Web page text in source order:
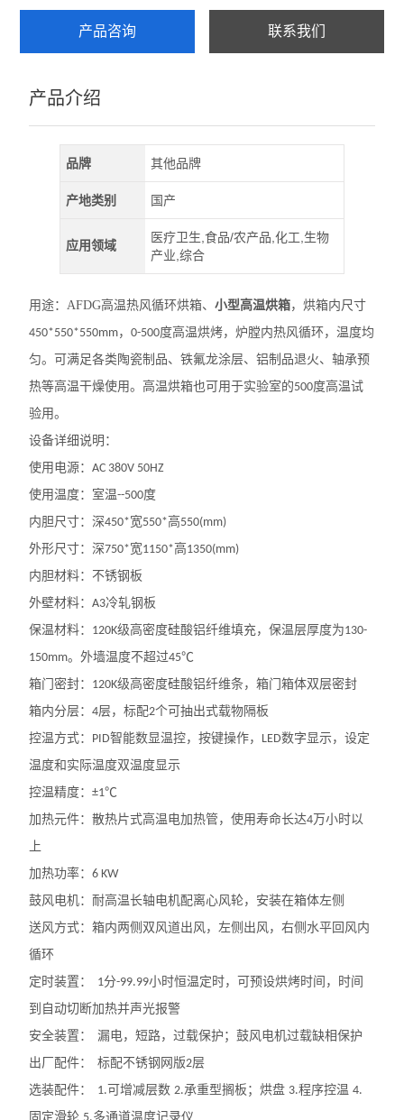
产品咨询 联系我们
产品介绍
品牌 其他品牌
产地类别 国产
应用领域
医疗卫生,食品/农产品,化工,生物
产业,综合
用途：AFDG高温热风循环烘箱、小型高温烘箱，烘箱内尺寸
450*550*550mm，0-500度高温烘烤，炉膛内热风循环，温度均
匀。可满足各类陶瓷制品、铁氟龙涂层、铝制品退火、轴承预
热等高温干燥使用。高温烘箱也可用于实验室的500度高温试
验用。
设备详细说明：
使用电源：AC 380V 50HZ
使用温度：室温--500度
内胆尺寸：深450*宽550*高550(mm)
外形尺寸：深750*宽1150*高1350(mm)
内胆材料：不锈钢板
外壁材料：A3冷轧钢板
保温材料： 120K级高密度硅酸铝纤维填充，保温层厚度为130-
150mm。外墙温度不超过45℃
箱门密封： 120K级高密度硅酸铝纤维条，箱门箱体双层密封
箱内分层：4层，标配2个可抽出式载物隔板
控温方式： PID智能数显温控，按键操作， LED数字显示，设定
温度和实际温度双温度显示
控温精度：±1℃
加热元件：散热片式高温电加热管，使用寿命长达4万小时以
上
加热功率：6 KW
鼓风电机：耐高温长轴电机配离心风轮，安装在箱体左侧
送风方式：箱内两侧双风道出风，左侧出风，右侧水平回风内
循环
定时装置：
1分-99.99小时恒温定时，可预设烘烤时间，时间
到自动切断加热并声光报警
安全装置：
漏电，短路，过载保护；鼓风电机过载缺相保护
出厂配件：
标配不锈钢网版2层
选装配件：
1. 可增减层数2.承重型搁板；烘盘 3.程序控温4.
固定滑轮
多通道温度记录仪